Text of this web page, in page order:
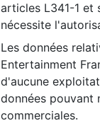
articles L341-1 et
nécessite
Les données
Entertainment
d'aucune
données pouvant
commerciales.